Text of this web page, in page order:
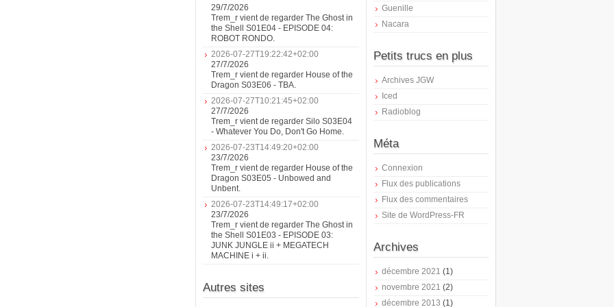
29/7/2026
Trem_r vient de regarder The Ghost in
the Shell S01E04 - EPISODE 04:
ROBOT RONDO.
2026-07-27T19:22:42+02:00
27/7/2026
Trem_r vient de regarder House of the
Dragon S03E06 - TBA.
2026-07-27T10:21:45+02:00
27/7/2026
Trem_r vient de regarder Silo S03E04
- Whatever You Do, Don't Go Home.
2026-07-23T14:49:20+02:00
23/7/2026
Trem_r vient de regarder House of the
Dragon S03E05 - Unbowed and
Unbent.
2026-07-23T14:49:17+02:00
23/7/2026
Trem_r vient de regarder The Ghost in
the Shell S01E03 - EPISODE 03:
JUNK JUNGLE ii + MEGATECH
MACHINE i + ii.
Autres sites
Guenille
Nacara
Petits trucs en plus
Archives JGW
Iced
Radioblog
Méta
Connexion
Flux des publications
Flux des commentaires
Site de WordPress-FR
Archives
décembre 2021 (1)
novembre 2021 (2)
décembre 2013 (1)